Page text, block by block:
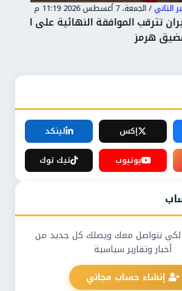
7 أغسطس 2026 11:19 م
الموافقة النهائية على اتفاق فتح
إكس
لينكد
يوتيوب تيك توك
نتواصل معك ويصلك كل جديد من
أخبار وتقارير سياسية
إنشاء حساب مجاني